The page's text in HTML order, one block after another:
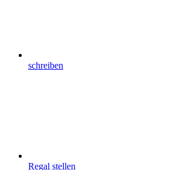
schreiben
Regal stellen